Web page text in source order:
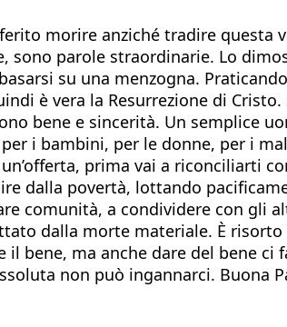
morire anziché tradire questa
sono parole straordinarie. Lo
su una menzogna.
è vera la Resurrezione di
bene e sincerità. Un semplice
i bambini, per le donne, per i
prima vai a riconciliarti
dalla povertà, lottando
comunità, a condividere con gli
dalla morte materiale. È risorto
bene, ma anche dare del bene ci
non può ingannarci. Buona